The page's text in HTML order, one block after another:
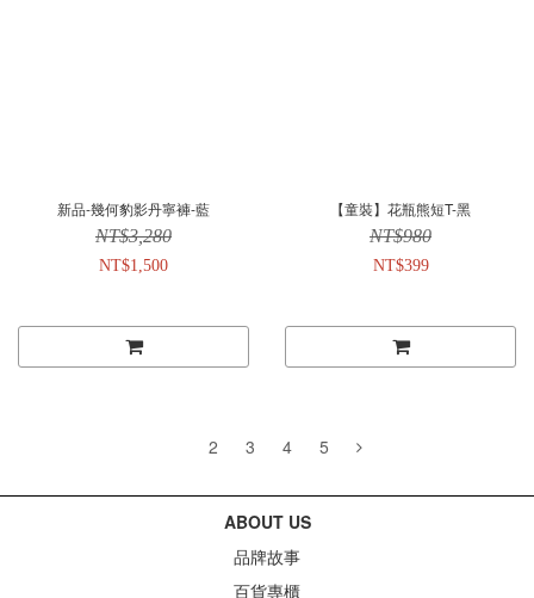
新品-幾何豹影丹寧褲-藍
NT$3,280
NT$1,500
【童裝】花瓶熊短T-黑
NT$980
NT$399
2 3 4 5
ABOUT US
品牌故事
百貨專櫃